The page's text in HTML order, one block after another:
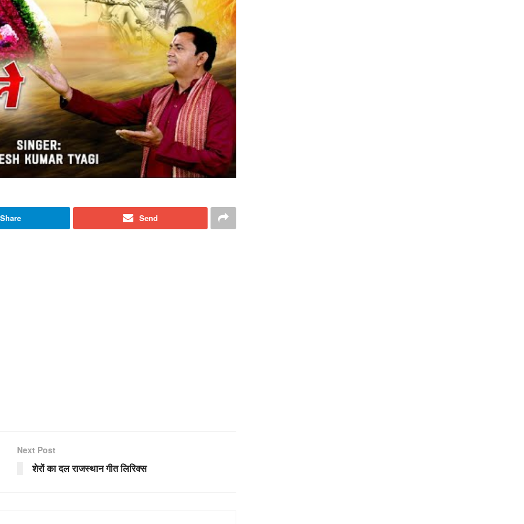
Share Send
Next Post
शेरों का दल राजस्थान गीत लिरिक्स